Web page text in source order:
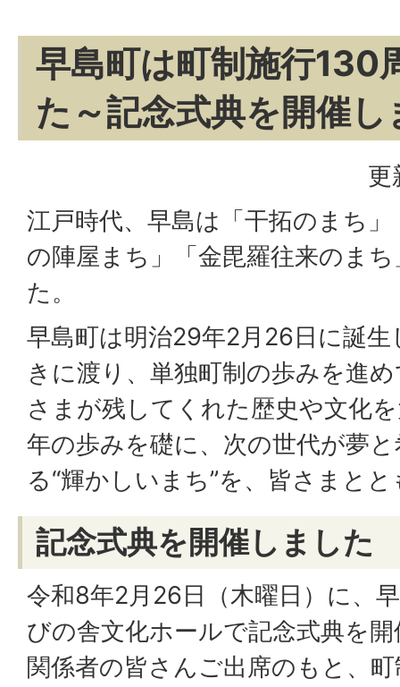
早島町は町制施行130
た～記念式典を開催し
更
江戸時代、早島は「干拓のまち
の陣屋まち」「金毘羅往来のま
た。
早島町は明治29年2月26日に誕
きに渡り、単独町制の歩みを進
さまが残してくれた歴史や文化
年の歩みを礎に、次の世代が夢
る“輝かしいまち”を、皆さまと
記念式典を開催しました
令和8年2月26日（木曜日）に、
びの舎文化ホールで記念式典を
関係者の皆さんご出席のもと、